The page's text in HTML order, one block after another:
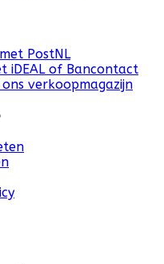
PostNL
iDEAL of Bancontact
verkoopmagazijn